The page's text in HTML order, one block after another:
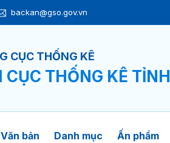
backan@gso.gov.vn
CỤC THỐNG KÊ
CỤC THỐNG KÊ
Văn bản Danh mục Ấn phẩm